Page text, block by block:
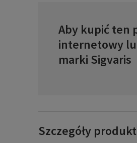
Aby kupić ten
internetowy
marki Sigvaris
Szczegóły